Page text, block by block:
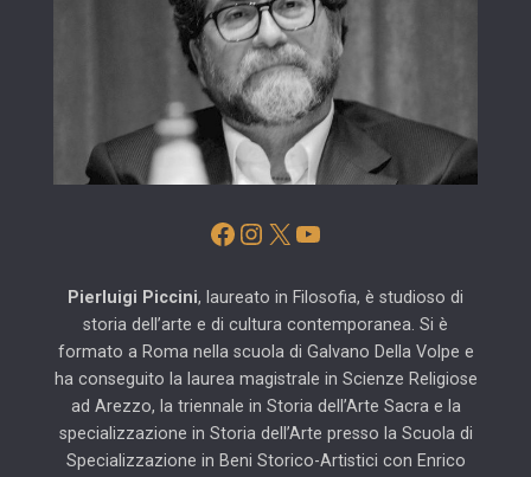
Facebook
Instagram
X YouTube
Pierluigi Piccini, laureato in Filosofia, è studioso di
storia dell’arte e di cultura contemporanea. Si è
formato a Roma nella scuola di Galvano Della Volpe e
ha conseguito la laurea magistrale in Scienze Religiose
ad Arezzo, la triennale in Storia dell’Arte Sacra e la
specializzazione in Storia dell’Arte presso la Scuola di
Specializzazione in Beni Storico-Artistici con Enrico